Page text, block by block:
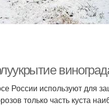
России используют для
только часть куста